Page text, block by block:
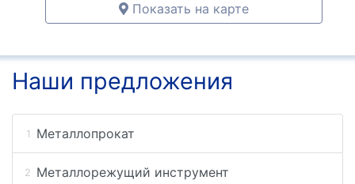
Показать на карте
Наши предложения
Металлопрокат
Металлорежущий инструмент